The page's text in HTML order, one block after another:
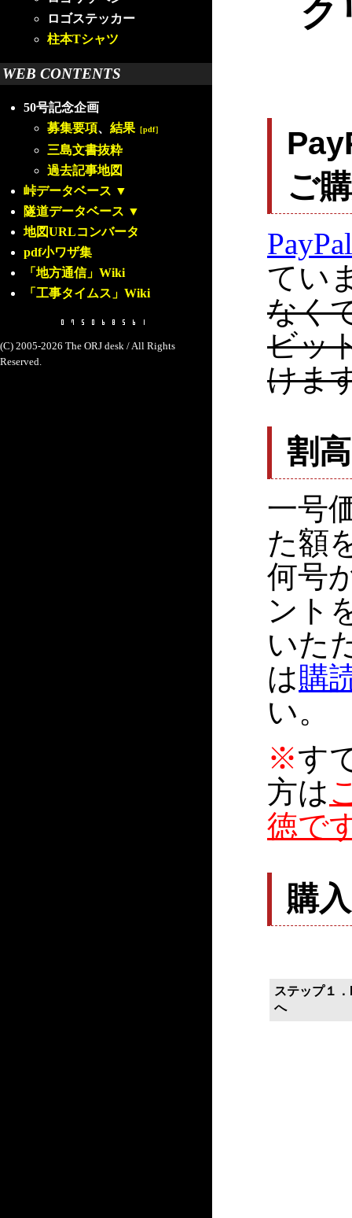
ロゴステッカー
柱本Tシャツ
WEB CONTENTS
50号記念企画
募集要項、 結果 ［pdf］
三島文書抜粋
過去記事地図
峠データベース ▼
隧道データベース ▼
地図URLコンバータ
pdf小ワザ集
「地方通信」Wiki
「工事タイムス」Wiki
(C) 2005-2026 The ORJ desk / All Rights
Reserved.
ク
ご
PayPal
てい
なく
ビッ
けま
割
一号
た額
何号
ント
いた
は購
い。
※す
方は
徳で
購
ステップ１
へ